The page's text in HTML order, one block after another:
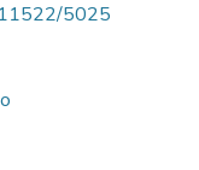
5025